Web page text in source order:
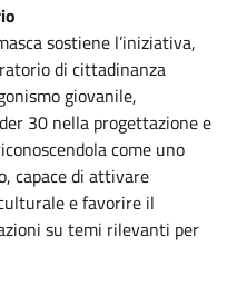
sostiene l’iniziativa,
di cittadinanza
giovanile,
30 nella progettazione e
come uno
capace di attivare
e favorire il
su temi rilevanti per